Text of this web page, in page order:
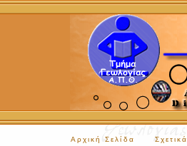
Αρχική Σελίδα Σχετικά